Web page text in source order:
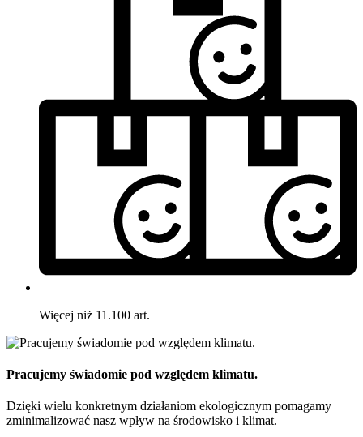
Więcej niż 11.100 art.
Pracujemy świadomie pod względem klimatu.
Dzięki wielu konkretnym działaniom ekologicznym pomagamy
zminimalizować nasz wpływ na środowisko i klimat.